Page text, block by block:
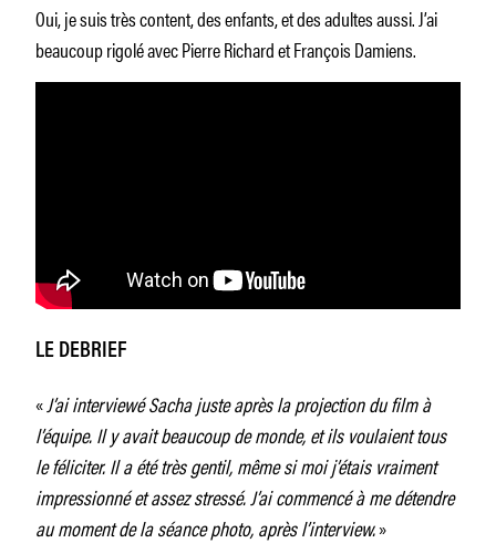
Oui, je suis très content, des enfants, et des adultes aussi. J’ai
beaucoup rigolé avec Pierre Richard et François Damiens.
LE DEBRIEF
«J’ai interviewé Sacha juste après la projection du film à
l’équipe. Il y avait beaucoup de monde, et ils voulaient tous
le féliciter. Il a été très gentil, même si moi j’étais vraiment
impressionné et assez stressé. J’ai commencé à me détendre
au moment de la séance photo, après l’interview.»